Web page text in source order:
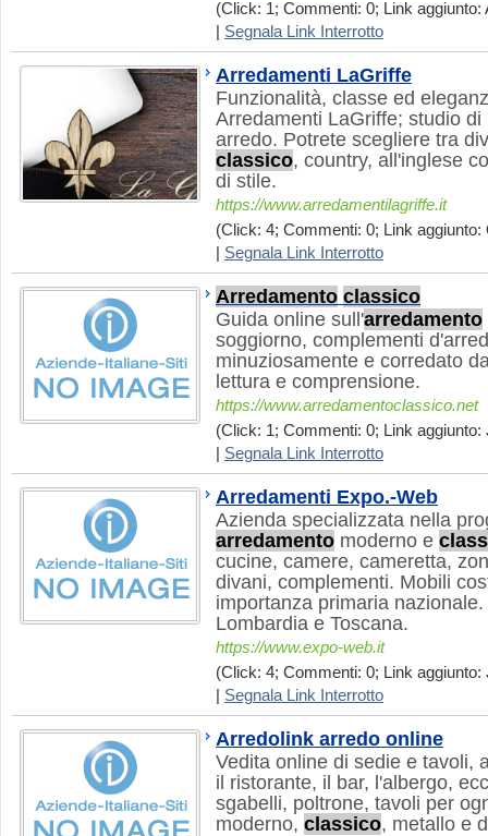
(Click: 1; Commenti: 0; Link aggiunto:
Segnala Link Interrotto
Arredamenti LaGriffe
Funzionalità, classe ed
Arredamenti LaGriffe; studio
arredo. Potrete scegliere tra
classico, country, all'inglese
di stile.
https://www.arredamentilagriffe.it
(Click: 4; Commenti: 0; Link aggiunto:
Segnala Link Interrotto
Arredamento classico
Guida online sull'arredamento
soggiorno, complementi
minuziosamente e corredato
lettura e comprensione.
https://www.arredamentoclassico.net
(Click: 1; Commenti: 0; Link aggiunto:
Segnala Link Interrotto
Arredamenti Expo.-Web
Azienda specializzata nella
arredamento moderno e
cucine, camere, cameretta,
divani, complementi. Mobili
importanza primaria
Lombardia e Toscana.
https://www.expo-web.it
(Click: 4; Commenti: 0; Link aggiunto:
Segnala Link Interrotto
Arredolink arredo online
Vedita online di sedie e tavoli,
il ristorante, il bar, l'albergo,
sgabelli, poltrone, tavoli per
moderno, classico, metallo e